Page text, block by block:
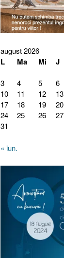
august 2026
L Ma Mi J
3
4 5 6
10
11 12 13
17
18 19 20
24
25 26 27
31
« iun.